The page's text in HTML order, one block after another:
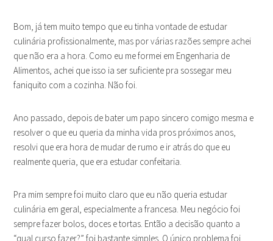
Bom, já tem muito tempo que eu tinha vontade de estudar
culinária profissionalmente, mas por várias razões sempre achei
que não era a hora. Como eu me formei em Engenharia de
Alimentos, achei que isso ia ser suficiente pra sossegar meu
faniquito com a cozinha. Não foi.
Ano passado, depois de bater um papo sincero comigo mesma e
resolver o que eu queria da minha vida pros próximos anos,
resolvi que era hora de mudar de rumo e ir atrás do que eu
realmente queria, que era estudar confeitaria.
Pra mim sempre foi muito claro que eu não queria estudar
culinária em geral, especialmente a francesa. Meu negócio foi
sempre fazer bolos, doces e tortas. Então a decisão quanto a
“qual curso fazer?” foi bastante simples. O único problema foi